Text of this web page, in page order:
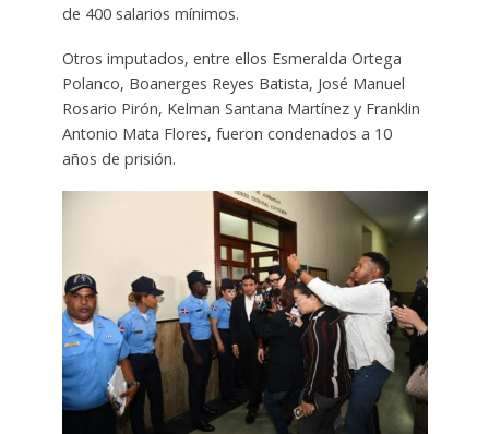
de 400 salarios mínimos.
Otros imputados, entre ellos Esmeralda Ortega
Polanco, Boanerges Reyes Batista, José Manuel
Rosario Pirón, Kelman Santana Martínez y Franklin
Antonio Mata Flores, fueron condenados a 10
años de prisión.